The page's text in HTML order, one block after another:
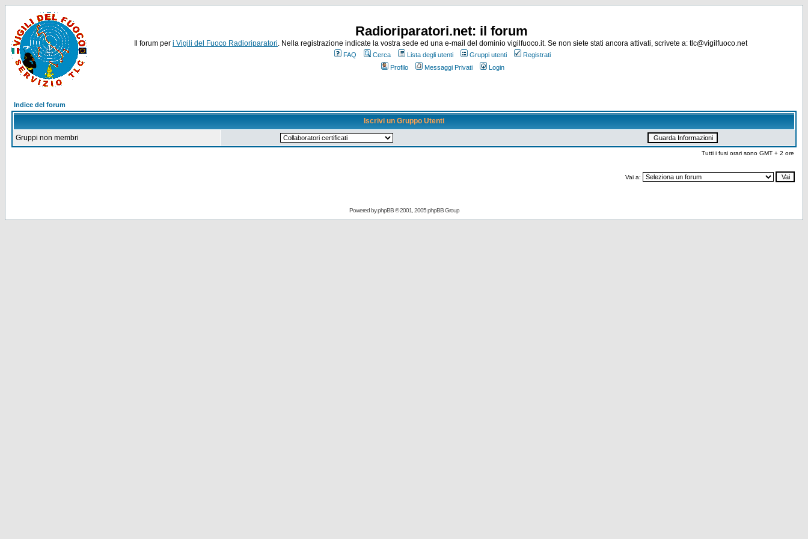
Radioriparatori.net: il forum
Il forum per i Vigili del Fuoco Radioriparatori. Nella registrazione indicate la vostra sede ed una e-mail del dominio vigilfuoco.it. Se non siete stati ancora attivati, scrivete a: tlc@vigilfuoco.net
FAQ Cerca Lista degli utenti Gruppi utenti
Registrati
Profilo
Messaggi Privati Login
Indice del forum
Iscrivi un Gruppo Utenti
Gruppi non membri
Tutti i fusi orari sono GMT + 2 ore
Vai a:
Powered byphpBB© 2001, 2005 phpBB Group